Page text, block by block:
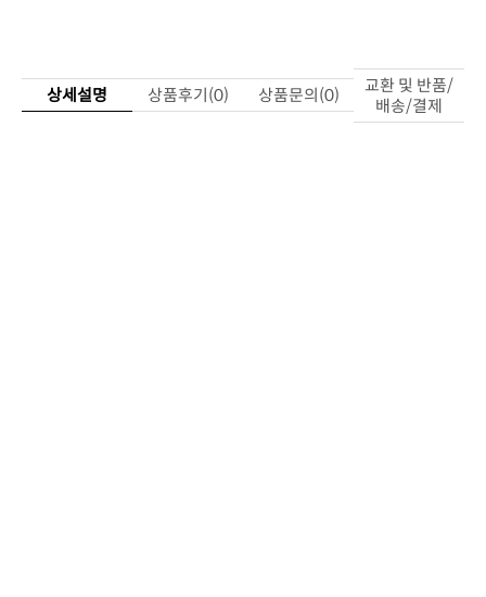
상세설명 상품후기(0) 상품문의(0)
배송/결제